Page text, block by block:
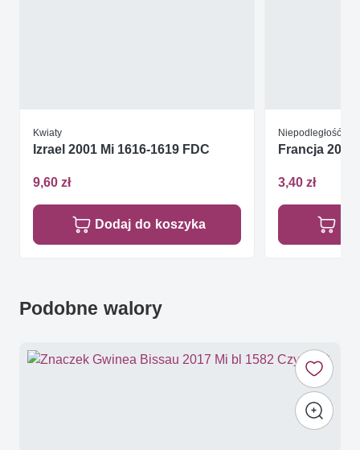
Kwiaty
Izrael 2001 Mi 1616-1619 FDC
9,60 zł
Dodaj do koszyka
Niepodległość /
Francja 2002
3,40 zł
Podobne walory